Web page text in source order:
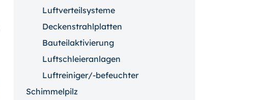
Luftverteilsysteme
Deckenstrahlplatten
Bauteilaktivierung
Luftschleieranlagen
Luftreiniger/-befeuchter
Schimmelpilz